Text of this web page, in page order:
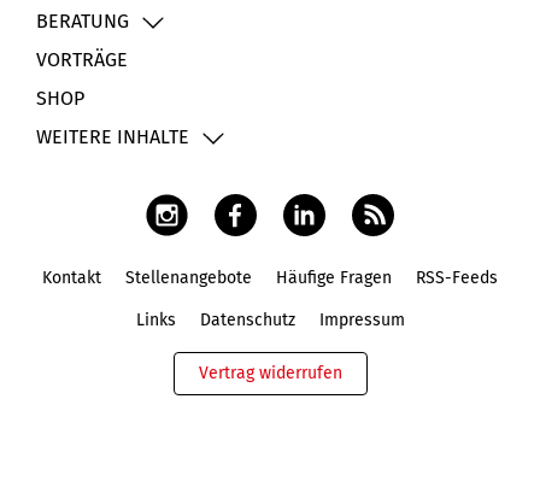
BERATUNG
VORTRÄGE
SHOP
WEITERE INHALTE
Kontakt Stellenangebote Häufige Fragen RSS-Feeds
Links Datenschutz Impressum
Vertrag widerrufen